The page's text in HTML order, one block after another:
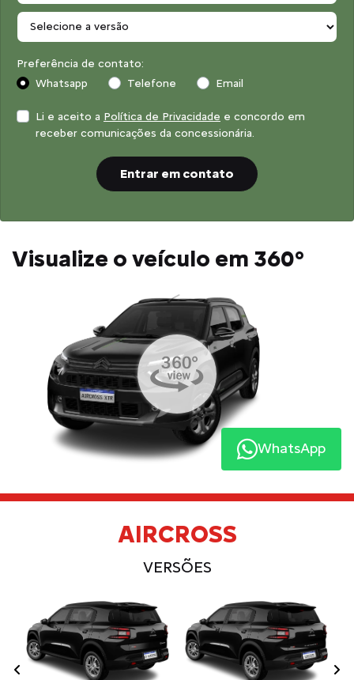
Preferência de contato:
Whatsapp
Telefone Email
Li e aceito a Política de Privacidade e concordo em
receber comunicações da concessionária.
Entrar em contato
Visualize o veículo em 360°
AIRCROSS
VERSÕES
WhatsApp